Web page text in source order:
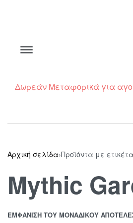
Δωρεάν Μεταφορικά για
Αρχική σελίδα›Προϊόντα με
Mythic
ΕΜΦΆΝΙΣΗ ΤΟΥ ΜΟΝΑΔΙΚΟΎ